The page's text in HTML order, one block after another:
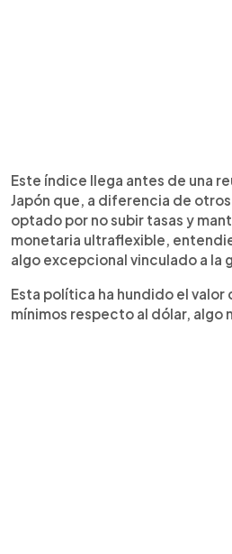
Este índice llega antes de una
Japón que, a diferencia de
optado por no subir tasas y
monetaria ultraflexible,
algo excepcional vinculado a la
Esta política ha hundido el valor
mínimos respecto al dólar, algo